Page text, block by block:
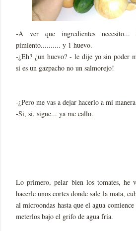
-A ver que ingredientes
pimiento.......... y 1 huevo.
-¿Eh? ¿un huevo? - le dije yo sin poder
si es un gazpacho no un salmorejo!
-¿Pero me vas a dejar hacerlo a mi
-Si, si, sigue... ya me callo.
Lo primero, pelar bien los tomates, he
hacerle unos cortes donde sale la mata,
al microondas hasta que el agua
meterlos bajo el grifo de agua fría.